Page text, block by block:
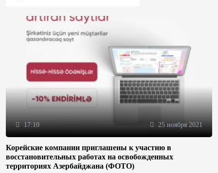
17:10 25 ноября 2021
Корейские компании приглашены к участию в
восстановительных работах на освобожденных
территориях Азербайджана (ФОТО)